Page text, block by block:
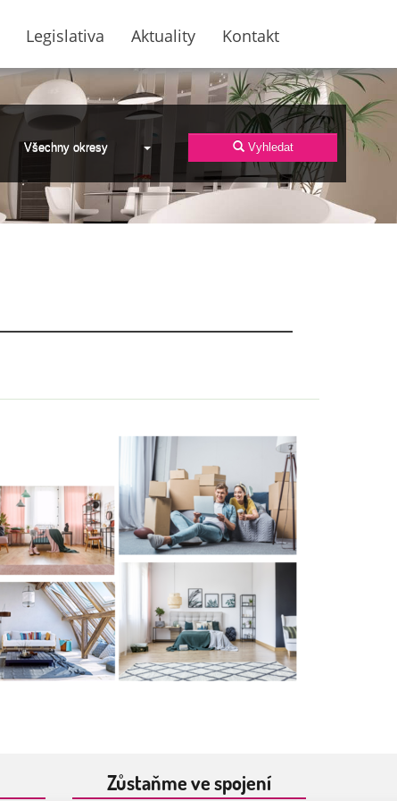
Legislativa Aktuality Kontakt
Všechny okresy Vyhledat
Zůstaňme ve spojení